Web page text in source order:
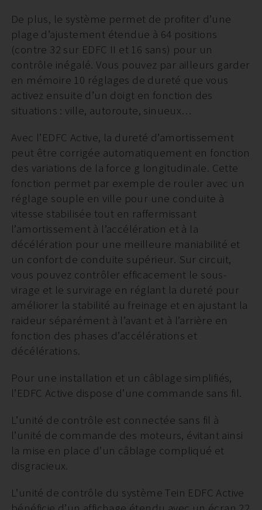
De plus, le système permet de profiter d’une
plage d’ajustement étendue à 64 positions
(contre 32 sur EDFC II et 16 sans) pour un
contrôle inégalé. Vous pouvez par ailleurs garder
en mémoire 10 réglages de dureté que vous
activez ensuite d’un doigt en fonction des
situations : ville, autoroute, sinueux…
Avec l’EDFC Active, la dureté d’amortissement
peut être corrigée automatiquement en fonction
des variations de la force g longitudinale. Cette
fonction permet par exemple de rouler avec un
réglage souple en ville pour une conduite à
vitesse stabilisée tout en raffermissant
l’amortissement à l’accélération et à la
décélération pour une meilleure maniabilité et
un confort de conduite supérieur. Sur circuit,
vous pouvez contrôler efficacement le sous-
virage et le survirage en réglant la dureté pour
améliorer la stabilité au freinage et en ajustant la
raideur séparément à l’avant et à l’arrière en
fonction des phases d’accélérations et
décélérations.
Pour une installation et un câblage simplifiés,
l’EDFC Active dispose d’une commande sans fil.
L’unité de contrôle est connectée sans fil à
l’unité de commande des moteurs, évitant ainsi
la mise en place d’un câblage compliqué et
disgracieux.
L’unité de contrôle du système Tein EDFC Active